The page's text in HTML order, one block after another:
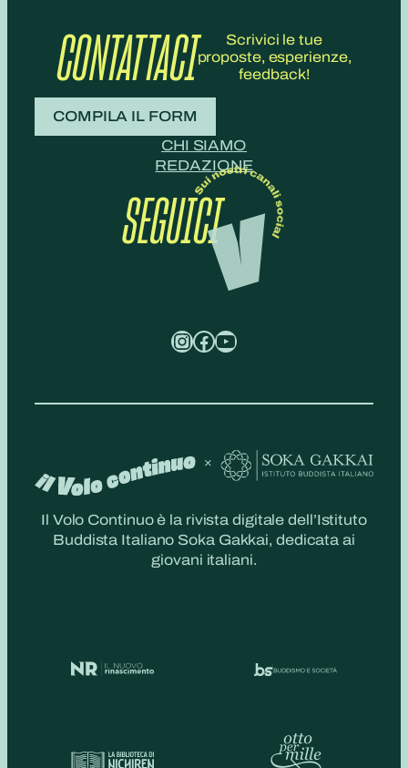
CONTATTACI
Scrivici le tue
proposte, esperienze,
feedback!
COMPILA IL FORM
CHI SIAMO
REDAZIONE
SEGUICI
InstagramFacebook YouTube
Il Volo Continuo è la rivista digitale dell’Istituto
Buddista Italiano Soka Gakkai, dedicata ai
giovani italiani.